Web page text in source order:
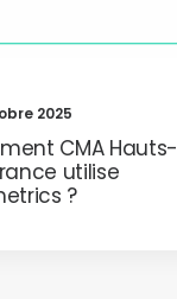
2025
CMA Hauts-
utilise
?